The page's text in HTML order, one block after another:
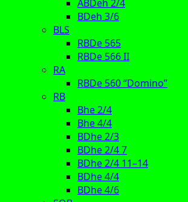
ABDeh 2/4
BDeh 3/6
BLS
RBDe 565
RBDe 566 II
RA
RBDe 560 “Domino”
RB
Bhe 2/4
Bhe 4/4
BDhe 2/3
BDhe 2/4 7
BDhe 2/4 11–14
BDhe 4/4
BDhe 4/6